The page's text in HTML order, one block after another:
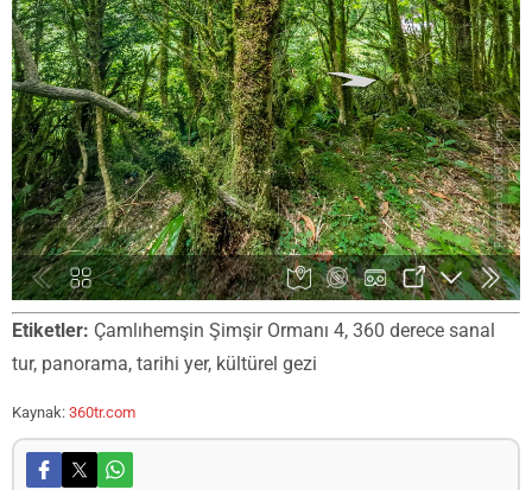
Etiketler: Çamlıhemşin Şimşir Ormanı 4, 360 derece sanal
tur, panorama, tarihi yer, kültürel gezi
Kaynak: 360tr.com